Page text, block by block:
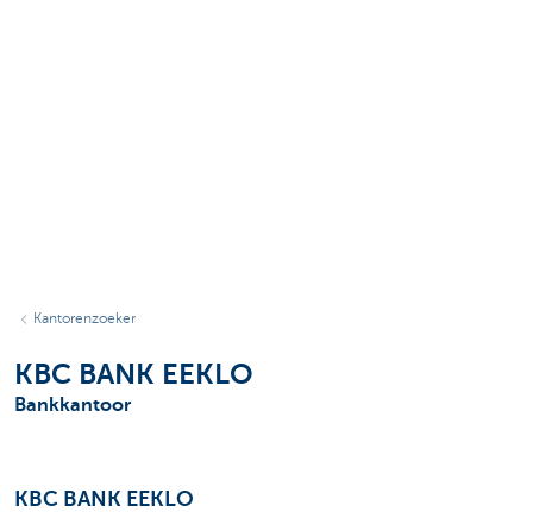
Kantorenzoeker
KBC BANK EEKLO
Bankkantoor
KBC BANK EEKLO